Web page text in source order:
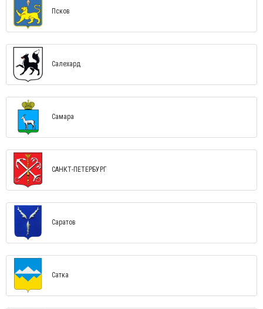
Псков
Салехард
Самара
САНКТ-ПЕТЕРБУРГ
Саратов
Сатка